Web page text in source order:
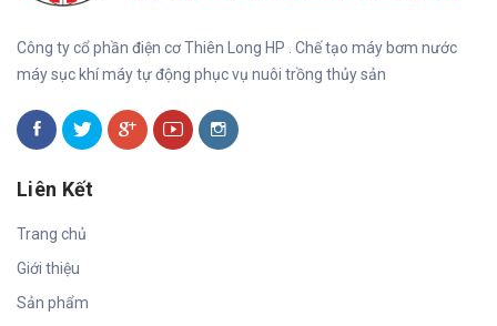
Công ty cổ phần điện cơ Thiên Long HP . Chế tạo máy bơm nước
máy sục khí máy tự động phục vụ nuôi trồng thủy sản
Liên Kết
Trang chủ
Giới thiệu
Sản phẩm